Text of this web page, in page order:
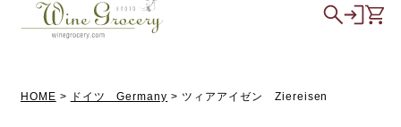
HOME ドイツ Germany ツィアアイゼン Ziereisen